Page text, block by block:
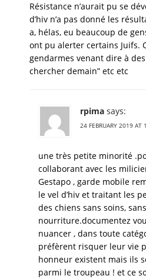
Résistance n’aurait pu se
d’hiv n’a pas donné les
a, hélas, eu beaucoup de
ont pu alerter certains Juifs.
gendarmes venant dire à
chercher demain” etc etc
rpima says:
24 FEBRUARY 2019 AT
une très petite minorité
collaborant avec les
Gestapo , garde mobile
le vel d’hiv et traitant les
des chiens sans soins,
nourriture.documentez
nuancer , dans toute
préfèrent risquer leur vie
honneur existent mais ils
parmi le troupeau ! et ce